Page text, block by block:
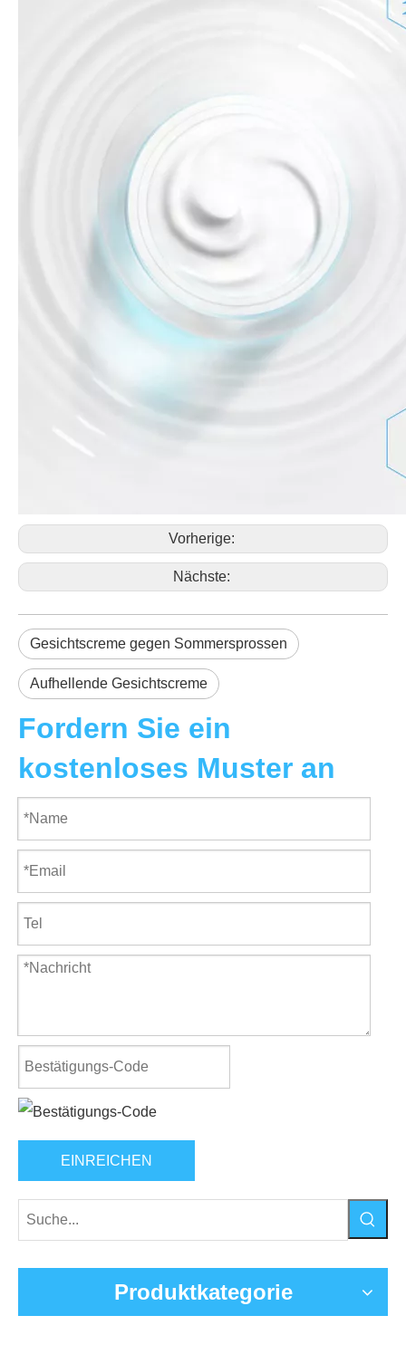
Vorherige:
Nächste:
Gesichtscreme gegen Sommersprossen
Aufhellende Gesichtscreme
Fordern Sie ein
kostenloses Muster an
EINREICHEN
Produktkategorie